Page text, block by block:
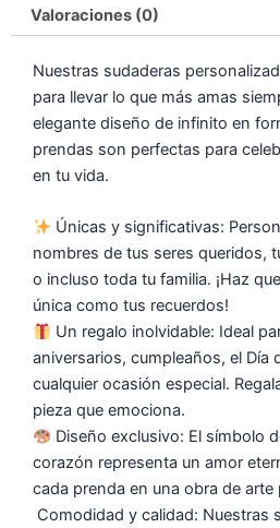
Valoraciones (0)
Nuestras sudaderas
para llevar lo que más amas
elegante diseño de infinito en
prendas son perfectas para
en tu vida.
Únicas y significativas:
nombres de tus seres queridos,
o incluso toda tu familia. ¡Haz
única como tus recuerdos!
Un regalo inolvidable: Ideal
aniversarios, cumpleaños, el Día
cualquier ocasión especial.
pieza que emociona.
Diseño exclusivo: El símbolo
corazón representa un amor
cada prenda en una obra de arte
Comodidad y calidad: Nuestras